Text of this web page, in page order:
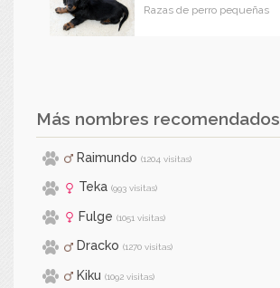
Razas de perro pequeñas
Más nombres recomendados
Raimundo (1204 visitas)
Teka (993 visitas)
Fulge (1051 visitas)
Dracko (1270 visitas)
Kiku (1092 visitas)